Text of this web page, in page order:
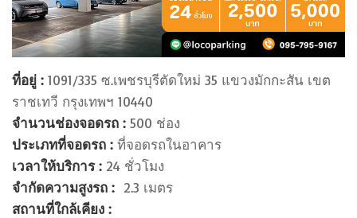
ที่อยู่ : 1091/335 ซ.เพชรบุรีตัดใหม่ 35 แขวงมักกะสัน เขต
ราชเทวี กรุงเทพฯ 10440
จำนวนช่องจอดรถ : 500 ช่อง
ประเภทที่จอดรถ : ที่จอดรถในอาคาร
เวลาให้บริการ : 24 ชั่วโมง
จำกัดความสูงรถ : 2.3 เมตร
สถานที่ใกล้เคียง :